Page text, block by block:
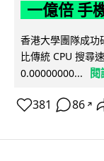
一億倍 手
香港大學團隊成功
比傳統 CPU 搜尋
0.00000000...
381 86 ↗